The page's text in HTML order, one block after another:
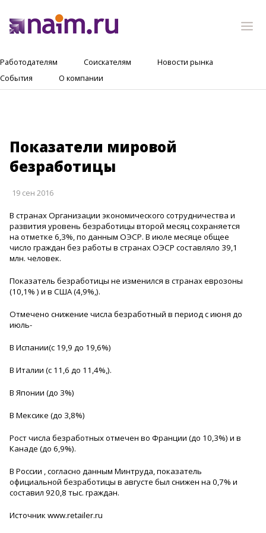
Работодателям Соискателям
Новости рынка
События
О компании
Показатели мировой
безработицы
19 сен 2016
В странах Организации экономического сотрудничества и
развития уровень безработицы второй месяц сохраняется
на отметке 6,3%, по данным ОЭСР. В июле месяце общее
число граждан без работы в странах ОЭСР составляло 39,1
млн. человек.
Показатель безработицы не изменился в странах еврозоны
(10,1% ) и в США (4,9%,).
Отмечено снижение числа безработный в период с июня до
июль-
В Испании(с 19,9 до 19,6%)
В Италии (с 11,6 до 11,4%,).
В Японии (до 3%)
В Мексике (до 3,8%)
Рост числа безработных отмечен во Франции (до 10,3%) и в
Канаде (до 6,9%).
В России , согласно данным Минтруда, показатель
официальной безработицы в августе был снижен на 0,7% и
составил 920,8 тыс. граждан.
Источник www.retailer.ru